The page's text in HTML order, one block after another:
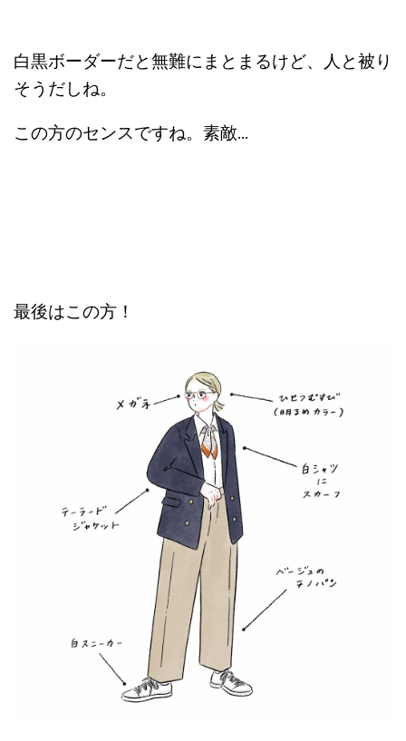
白黒ボーダーだと無難にまとまるけど、人と被り
そうだしね。
この方のセンスですね。素敵…
最後はこの方！